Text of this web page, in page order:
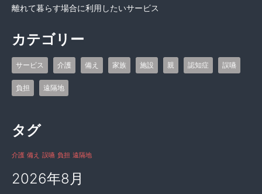
離れて暮らす場合に利用したいサービス
カテゴリー
サービス 介護 備え 家族 施設 親 認知症 誤嚥
負担 遠隔地
タグ
介護 備え 誤嚥 負担 遠隔地
2026年8月